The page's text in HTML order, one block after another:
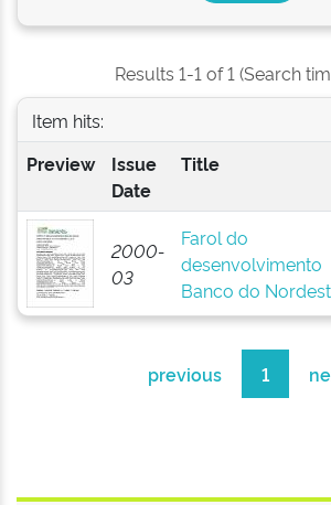
Results 1-1 of 1 (Search
Item hits:
Preview
Issue
Date
Title
2000-
03
Farol do
desenvolvimento
Banco do
previous 1